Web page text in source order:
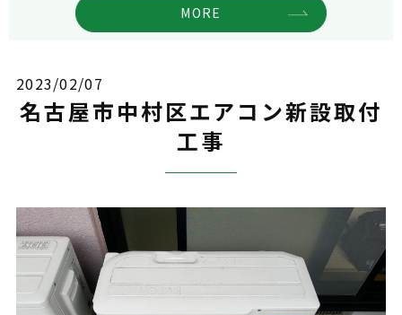
MORE
2023/02/07
名古屋市中村区エアコン新設取付
工事